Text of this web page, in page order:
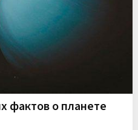
фактов о планете